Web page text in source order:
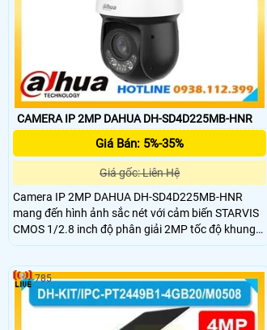
CAMERA IP 2MP DAHUA DH-SD4D225MB-HNR
Giá Bán: 5%-35%
Giá gốc: Liên Hệ
Camera IP 2MP DAHUA DH-SD4D225MB-HNR
mang đến hình ảnh sắc nét với cảm biến STARVIS
CMOS 1/2.8 inch độ phân giải 2MP tốc độ khung
hình 60fps cùng zoom quang học 25x mạnh mẽ hỗ
yếu tầm xa hồng ngoại 100m kết hợp ánh sáng ấm
50m chuẩn chống nước bụi IP67 cùng khả năng
chống sét hiệu quả
785